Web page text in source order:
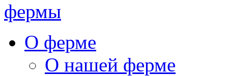
фермы
О ферме
О нашей ферме